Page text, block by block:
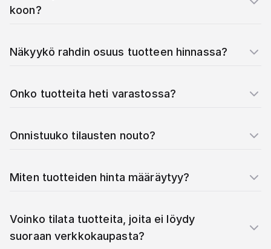
koon?
Näkyykö rahdin osuus tuotteen hinnassa?
Onko tuotteita heti varastossa?
Onnistuuko tilausten nouto?
Miten tuotteiden hinta määräytyy?
Voinko tilata tuotteita, joita ei löydy
suoraan verkkokaupasta?